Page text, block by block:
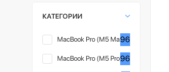
КАТЕГОРИИ
MacBook Pro (M5 Max)96
MacBook Pro (M5 Pro)96